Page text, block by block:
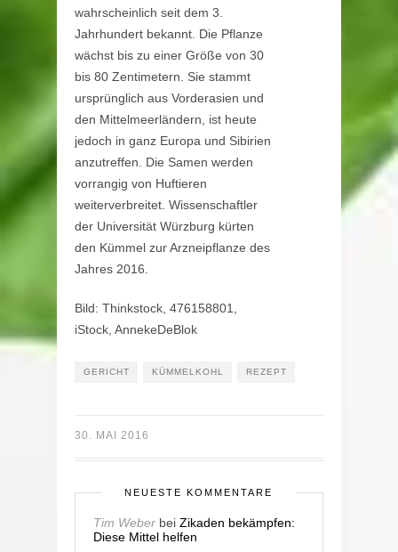
wahrscheinlich seit dem 3.
Jahrhundert bekannt. Die Pflanze
wächst bis zu einer Größe von 30
bis 80 Zentimetern. Sie stammt
ursprünglich aus Vorderasien und
den Mittelmeerländern, ist heute
jedoch in ganz Europa und Sibirien
anzutreffen. Die Samen werden
vorrangig von Huftieren
weiterverbreitet. Wissenschaftler
der Universität Würzburg kürten
den Kümmel zur Arzneipflanze des
Jahres 2016.
Bild: Thinkstock, 476158801,
iStock, AnnekeDeBlok
GERICHT KÜMMELKOHL REZEPT
30. MAI 2016
NEUESTE KOMMENTARE
Tim Weber bei Zikaden bekämpfen:
Diese Mittel helfen